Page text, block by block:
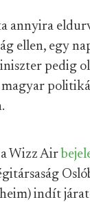
annyira
ellen, egy
pedig
Wizz Air
indít